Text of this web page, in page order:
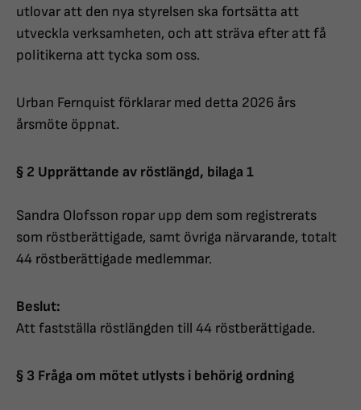
utlovar att den nya styrelsen ska fortsätta att
utveckla verksamheten, och att sträva efter att få
politikerna att tycka som oss.
Urban Fernquist förklarar med detta 2026 års
årsmöte öppnat.
§ 2 Upprättande av röstlängd, bilaga 1
Sandra Olofsson ropar upp dem som registrerats
som röstberättigade, samt övriga närvarande, totalt
44 röstberättigade medlemmar.
Beslut:
Att fastställa röstlängden till 44 röstberättigade.
§ 3 Fråga om mötet utlysts i behörig ordning